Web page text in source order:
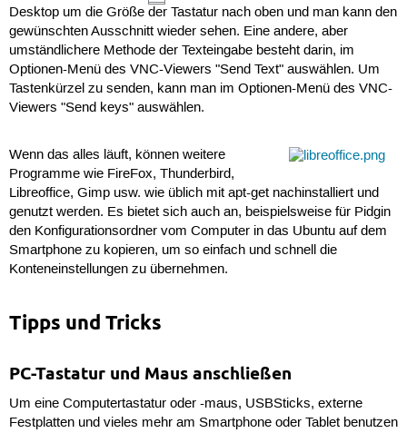
Desktop um die Größe der Tastatur nach oben und man kann den
gewünschten Ausschnitt wieder sehen. Eine andere, aber
umständlichere Methode der Texteingabe besteht darin, im
Optionen-Menü des VNC-Viewers "Send Text" auswählen. Um
Tastenkürzel zu senden, kann man im Optionen-Menü des VNC-
Viewers "Send keys" auswählen.
Wenn das alles läuft, können weitere
Programme wie FireFox, Thunderbird,
Libreoffice, Gimp usw. wie üblich mit apt-get nachinstalliert und
genutzt werden. Es bietet sich auch an, beispielsweise für Pidgin
den Konfigurationsordner vom Computer in das Ubuntu auf dem
Smartphone zu kopieren, um so einfach und schnell die
Konteneinstellungen zu übernehmen.
Tipps und Tricks
PC-Tastatur und Maus anschließen
Um eine Computertastatur oder -maus, USBSticks, externe
Festplatten und vieles mehr am Smartphone oder Tablet benutzen